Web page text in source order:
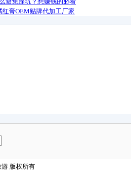
膏OEM贴牌代加工厂家
版权所有